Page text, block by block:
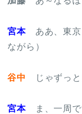
宮本ああ、東京
ながら）
谷中 じゃずっと
宮本ま、一周で